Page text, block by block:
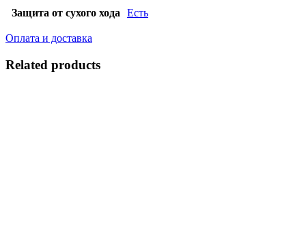
Защита от сухого хода Есть
Оплата и доставка
Related products